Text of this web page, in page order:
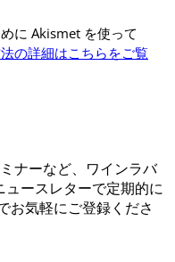
に Akismet を使って
の詳細はこちらをご覧
ナーなど、ワインラバ
ースレターで定期的に
お気軽にご登録くださ